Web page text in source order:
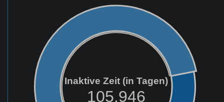
Inaktive Zeit (in Tagen)
105,946